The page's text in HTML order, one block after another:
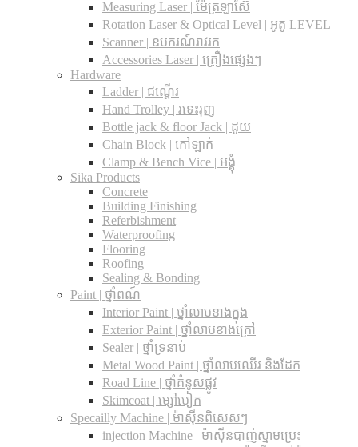
Measuring Laser | ម៉ែត្រឡាស៊ែ
Rotation Laser & Optical Level | អូតូ LEVEL
Scanner | ឧបករណ៍រាវរក
Accessories Laser | គ្រឿងផ្សេងៗ
Hardware
Ladder | ជណ្តើរ
Hand Trolley | រទេះរុញ
Bottle jack & floor Jack​ | ដូយ
Chain Block | កៅឡាក់
Clamp & Bench Vice | អង្គុំ
Sika Products
Concrete
Building Finishing
Referbishment
Waterproofing
Flooring
Roofing
Sealing & Bonding
Paint | ថ្នាំពណ៍
Interior Paint | ថ្នាំលាបខាងក្នុង
Exterior Paint | ថ្នាំលាបខាងក្រៅ
Sealer | ថ្នាំទ្រនាប់
Metal Wood Paint | ថ្នាំលាបឈើរ និងដែក
Road Line | ថ្នាំគំនូសផ្លូវ
Skimcoat | ម្សៅបៀក
Specailly Machine | ម៉ាស៊ីនពិសេសៗ
injection Machine | ម៉ាស៊ីនបាញ់ស្នាមប្រេះ